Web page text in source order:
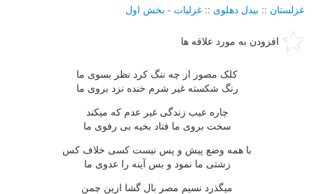
غزلستان :: بيدل دهلوی :: غزليات - بخش اول
افزودن به مورد علاقه ها
کلک مصور از چه ننگ کرد نظر بسوى ما
رنگ شکسته غير شرم خنده نزد بروى ما
چاره عيب زندگى غير عدم که ميکند
سخت بروى ما فتاد بخيه بى رفوى ما
با همه وضع پيش و پس نيست کسى خلاف کس
زشتى ما نمود و بس آينه را عدوى ما
ميگذرد نسيم مصر بال گشا ازين چمن